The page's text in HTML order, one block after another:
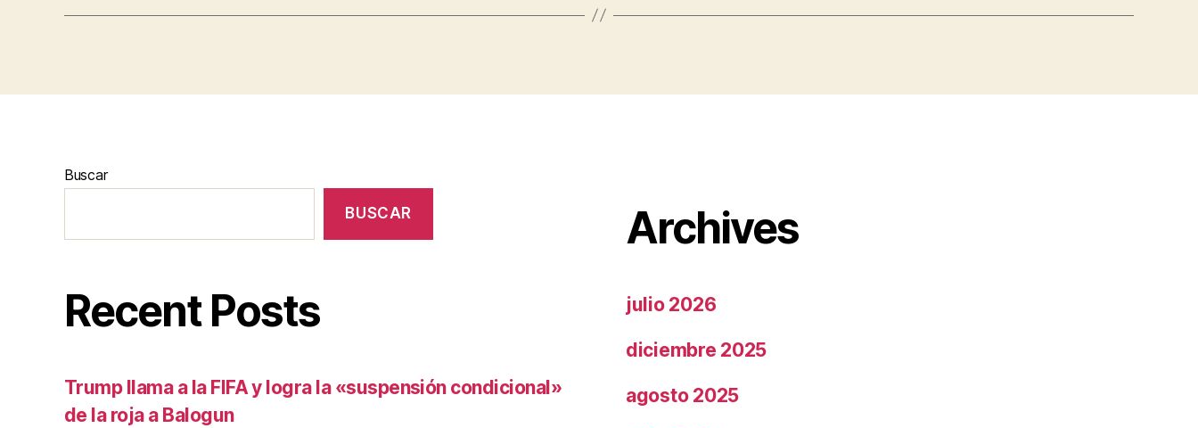
Buscar
BUSCAR
Recent Posts
Trump llama a la FIFA y logra la «suspensión condicional»
de la roja a Balogun
Archives
julio 2026
diciembre 2025
agosto 2025